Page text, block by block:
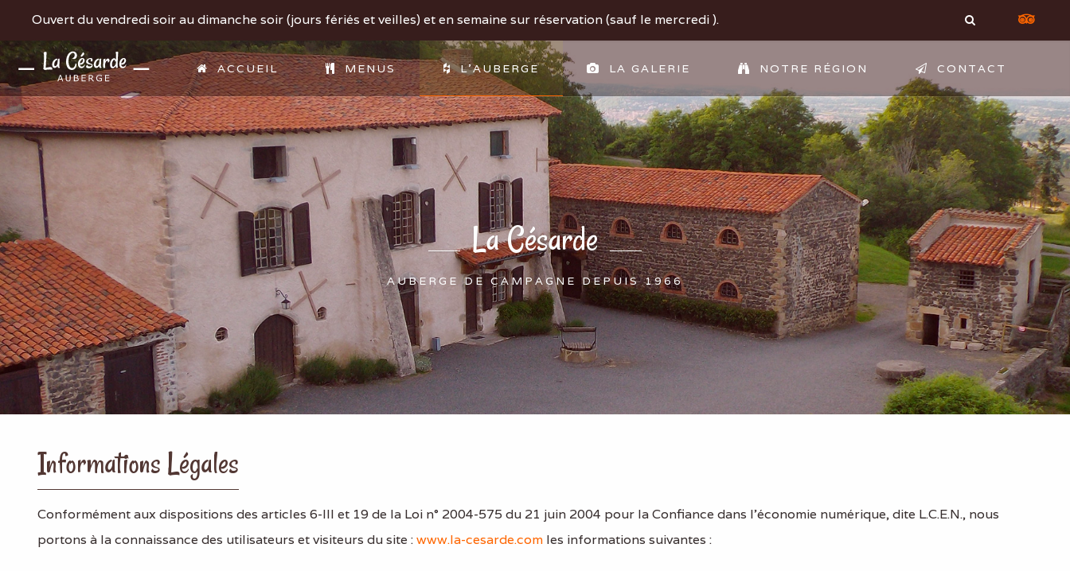
Ouvert du vendredi soir au dimanche soir (jours fériés et veilles) et en semaine sur réservation (sauf le mercredi ).
ACCUEIL MENUS L'AUBERGE LA GALERIE NOTRE RÉGION CONTACT
La Césarde
AUBERGE DE CAMPAGNE DEPUIS 1966
Informations Légales
Conformément aux dispositions des articles 6-III et 19 de la Loi n° 2004-575 du 21 juin 2004 pour la Confiance dans l'économie numérique, dite L.C.E.N., nous
portons à la connaissance des utilisateurs et visiteurs du site :www.la-cesarde.com les informations suivantes :